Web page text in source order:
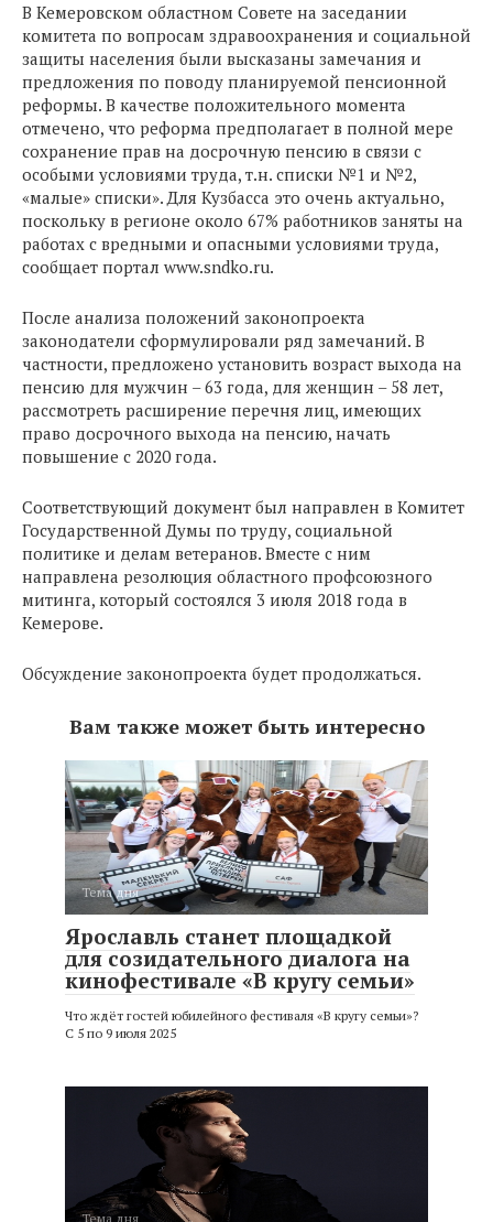
В Кемеровском областном Совете на заседании
комитета по вопросам здравоохранения и социальной
защиты населения были высказаны замечания и
предложения по поводу планируемой пенсионной
реформы. В качестве положительного момента
отмечено, что реформа предполагает в полной мере
сохранение прав на досрочную пенсию в связи с
особыми условиями труда, т.н. списки №1 и №2,
«малые» списки». Для Кузбасса это очень актуально,
поскольку в регионе около 67% работников заняты на
работах с вредными и опасными условиями труда,
сообщает портал www.sndko.ru.
После анализа положений законопроекта
законодатели сформулировали ряд замечаний. В
частности, предложено установить возраст выхода на
пенсию для мужчин – 63 года, для женщин – 58 лет,
рассмотреть расширение перечня лиц, имеющих
право досрочного выхода на пенсию, начать
повышение с 2020 года.
Соответствующий документ был направлен в Комитет
Государственной Думы по труду, социальной
политике и делам ветеранов. Вместе с ним
направлена резолюция областного профсоюзного
митинга, который состоялся 3 июля 2018 года в
Кемерове.
Обсуждение законопроекта будет продолжаться.
Вам также может быть интересно
Тема дня
Ярославль станет площадкой
для созидательного диалога на
кинофестивале «В кругу семьи»
Что ждёт гостей юбилейного фестиваля «В кругу семьи»?
С 5 по 9 июля 2025
Тема дня